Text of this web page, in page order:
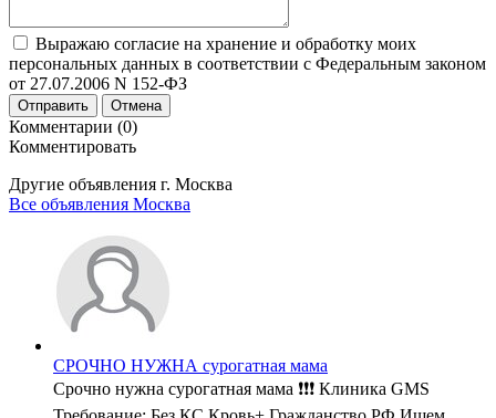
Выражаю согласие на хранение и обработку моих
персональных данных в соответствии с Федеральным законом
от 27.07.2006 N 152-ФЗ
Отправить Отмена
Комментарии (0)
Комментировать
Другие объявления г. Москва
Все объявления Москва
СРОЧНО НУЖНА сурогатная мама
Срочно нужна сурогатная мама ❗️❗️❗️ Клиника GMS